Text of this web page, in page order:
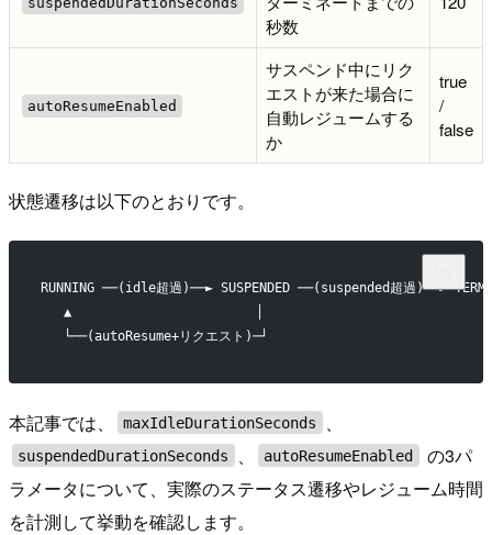
秒数
autoResumeEnabled
サスペンド中にリク
エストが来た場合に
自動レジュームする
か
true
/
false
状態遷移は以下のとおりです。
RUNNING ──(idle超過)──► SUSPENDED ──(suspended超過)──►
   ▲                        │
   └──(autoResume+リクエスト)─┘
本記事では、 maxIdleDurationSeconds 、
suspendedDurationSeconds 、 autoResumeEnabled
の3パ
ラメータについて、実際のステータス遷移やレジューム時間
を計測して挙動を確認します。